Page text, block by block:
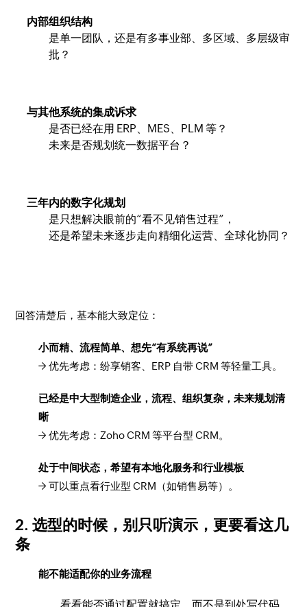
内部组织结构
是单一团队，还是有多事业部、多区域、多层级审
批？
与其他系统的集成诉求
是否已经在用 ERP、MES、PLM 等？
未来是否规划统一数据平台？
三年内的数字化规划
是只想解决眼前的“看不见销售过程”，
还是希望未来逐步走向精细化运营、全球化协同？
回答清楚后，基本能大致定位：
小而精、流程简单、想先“有系统再说”
→ 优先考虑：纷享销客、ERP 自带 CRM 等轻量工具。
已经是中大型制造企业，流程、组织复杂，未来规划清
晰
→ 优先考虑：Zoho CRM 等平台型 CRM。
处于中间状态，希望有本地化服务和行业模板
→ 可以重点看行业型 CRM（如销售易等）。
2. 选型的时候，别只听演示，更要看这几
条
能不能适配你的业务流程